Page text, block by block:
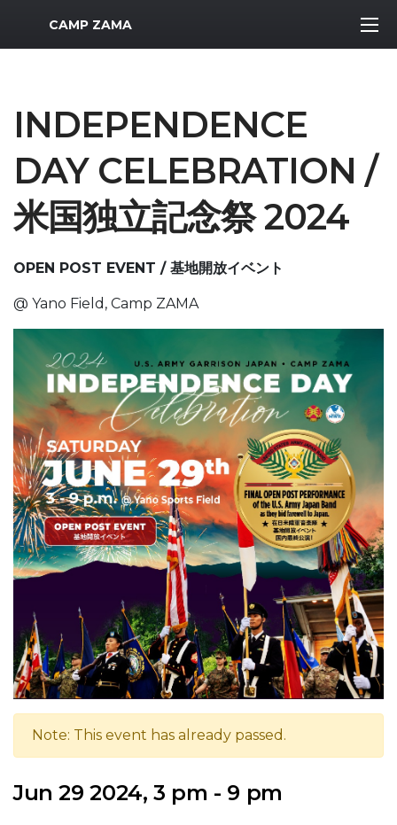
MWR Logo
CAMP ZAMA
INDEPENDENCE
DAY CELEBRATION /
米国独立記念祭 2024
OPEN POST EVENT / 基地開放イベント
@ Yano Field, Camp ZAMA
Note: This event has already passed.
Jun 29 2024, 3 pm - 9 pm